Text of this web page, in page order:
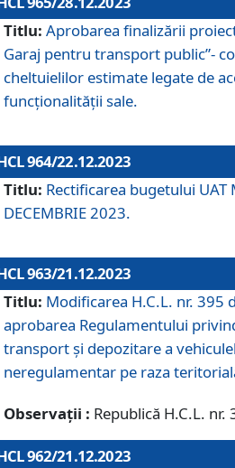
Titlu: Aprobarea finalizării
Garaj pentru transport public”-
cheltuielilor estimate legate de
funcționalității sale.
964/22.12.2023
Titlu: Rectificarea bugetului
DECEMBRIE 2023.
963/21.12.2023
Titlu: Modificarea H.C.L. nr.
aprobarea Regulamentului
transport şi depozitare a
neregulamentar pe raza
Observații : Republică H.C.L.
962/21.12.2023